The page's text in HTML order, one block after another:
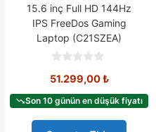
15.6 inç Full HD 144Hz
IPS FreeDos Gaming
Laptop (C21SZEA)
o
t
o
f
51.299,00₺
Son 10 günün en düşük fiyatı